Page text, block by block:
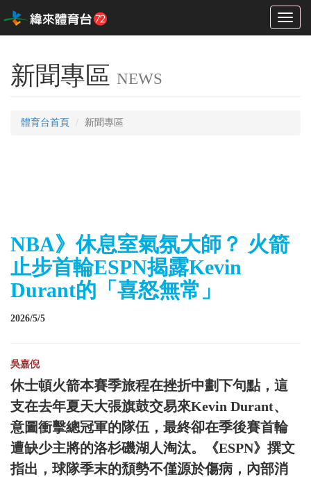
Toggle
新聞專區 NEWS
體育台首頁 新聞專區
NBA》休息室氣氛大師？ 火箭
止步首輪ESPN揭露Kevin
Durant的「喜怒無常」
2026/5/5
吳嘉倪
休士頓火箭本賽季旅程在挫折中劃下句點，這
支在去年夏天大張旗鼓交易來Kevin Durant、
意圖衝擊總冠軍的隊伍，最終卻在季後賽首輪
遭缺少主將的洛杉磯湖人淘汰。《ESPN》撰文
指出，球隊季末的頹勢不僅源於傷病，內部消